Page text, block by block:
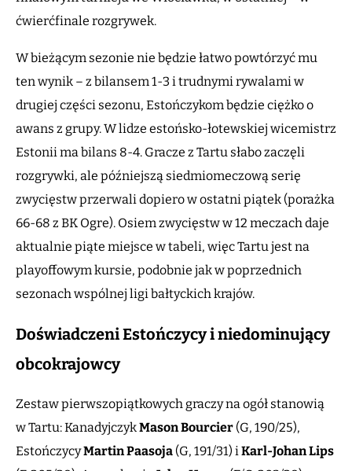
ćwierćfinale rozgrywek.
W bieżącym sezonie nie będzie łatwo powtórzyć mu
ten wynik – z bilansem 1-3 i trudnymi rywalami w
drugiej części sezonu, Estończykom będzie ciężko o
awans z grupy. W lidze estońsko-łotewskiej wicemistrz
Estonii ma bilans 8-4. Gracze z Tartu słabo zaczęli
rozgrywki, ale późniejszą siedmiomeczową serię
zwycięstw przerwali dopiero w ostatni piątek (porażka
66-68 z BK Ogre). Osiem zwycięstw w 12 meczach daje
aktualnie piąte miejsce w tabeli, więc Tartu jest na
playoffowym kursie, podobnie jak w poprzednich
sezonach wspólnej ligi bałtyckich krajów.
Doświadczeni Estończycy i niedominujący
obcokrajowcy
Zestaw pierwszopiątkowych graczy na ogół stanowią
w Tartu: KanadyjczykMasonBourcier (G, 190/25),
EstończycyMartinPaasoja (G, 191/31) iKarl-Johan Lips